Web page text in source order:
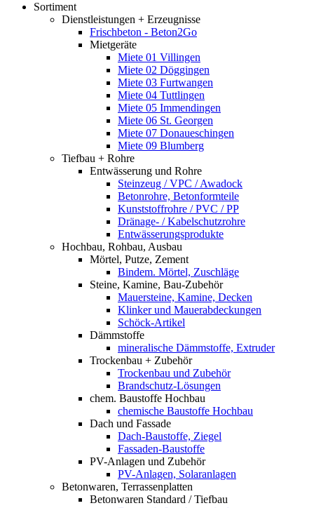
Sortiment
Dienstleistungen + Erzeugnisse
Frischbeton - Beton2Go
Mietgeräte
Miete 01 Villingen
Miete 02 Döggingen
Miete 03 Furtwangen
Miete 04 Tuttlingen
Miete 05 Immendingen
Miete 06 St. Georgen
Miete 07 Donaueschingen
Miete 09 Blumberg
Tiefbau + Rohre
Entwässerung und Rohre
Steinzeug / VPC / Awadock
Betonrohre, Betonformteile
Kunststoffrohre / PVC / PP
Dränage- / Kabelschutzrohre
Entwässerungsprodukte
Hochbau, Rohbau, Ausbau
Mörtel, Putze, Zement
Bindem. Mörtel, Zuschläge
Steine, Kamine, Bau-Zubehör
Mauersteine, Kamine, Decken
Klinker und Mauerabdeckungen
Schöck-Artikel
Dämmstoffe
mineralische Dämmstoffe, Extruder
Trockenbau + Zubehör
Trockenbau und Zubehör
Brandschutz-Lösungen
chem. Baustoffe Hochbau
chemische Baustoffe Hochbau
Dach und Fassade
Dach-Baustoffe, Ziegel
Fassaden-Baustoffe
PV-Anlagen und Zubehör
PV-Anlagen, Solaranlagen
Betonwaren, Terrassenplatten
Betonwaren Standard / Tiefbau